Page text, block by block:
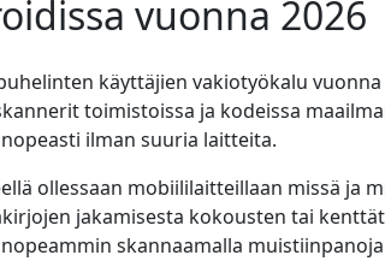
vuonna 2026
käyttäjien vakiotyökalu vuonna
toimistoissa ja kodeissa
ilman suuria laitteita.
ollessaan mobiililaitteillaan missä ja
jakamisesta kokousten tai
skannaamalla